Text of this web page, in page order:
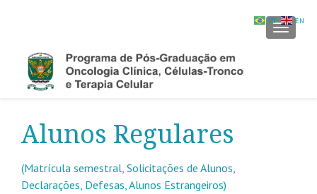
Alunos Regulares
(Matrícula semestral, Solicitações de Alunos,
Declarações, Defesas, Alunos Estrangeiros)
PT EN